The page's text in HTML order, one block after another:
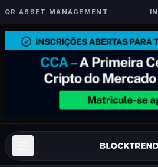
QR ASSET MANAGEMENT